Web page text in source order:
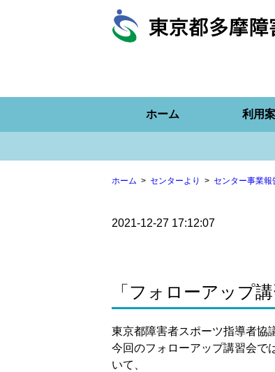
ホーム 利用
ホーム センターより センター事業報
2021-12-27 17:12:07
「フォローアップ
東京都障害者スポーツ指導者協
今回のフォローアップ講習会で
いて、